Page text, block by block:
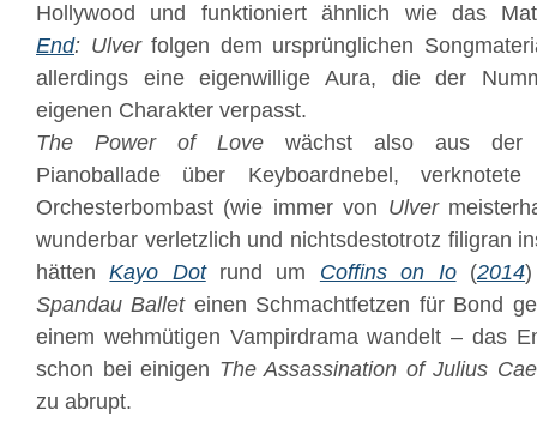
Hollywood und funktioniert ähnlich wie das
End: Ulverfolgen dem ursprünglichen
allerdings eine eigenwillige Aura, die der
eigenen Charakter verpasst.
The Power of Love wächst also aus der
Pianoballade über Keyboardnebel,
Orchesterbombast (wie immer von Ulver
wunderbar verletzlich und nichtsdestotrotz filigran
hättenKayo Dotrund um Coffins on Io(2014)
Spandau Balleteinen Schmachtfetzen für Bond
einem wehmütigen Vampirdrama wandelt – das
schon bei einigen The Assassination of Julius
zu abrupt.